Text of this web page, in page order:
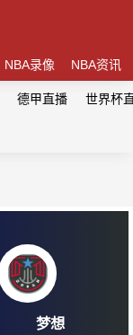
NBA录像 NBA资讯
德甲直播 世界杯